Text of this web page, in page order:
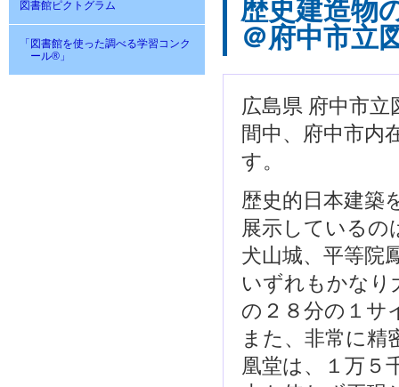
図書館ピクトグラム
「図書館を使った調べる学習コンク
ール®」
歴史建造物
＠府中市立
広島県 府中市
間中、府中市
す。
歴史的日本建築
展示しているの
犬山城、平等院
いずれもかなり
の２８分の１サ
また、非常に精
凰堂は、１万５